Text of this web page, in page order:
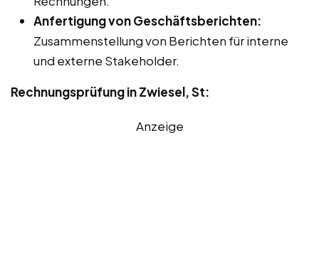
Anfertigung von Geschäftsberichten:
Zusammenstellung von Berichten für interne
und externe Stakeholder.
Rechnungsprüfung in Zwiesel, St:
Anzeige